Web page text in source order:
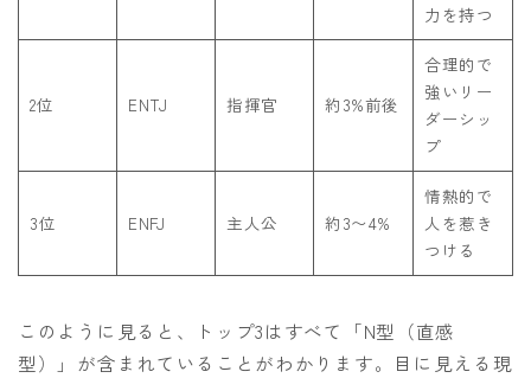
力を持つ
2位 ENTJ 指揮官 約3%前後
合理的で
強いリー
ダーシッ
プ
3位 ENFJ 主人公 約3〜4%
情熱的で
人を惹き
つける
このように見ると、トップ3はすべて「N型（直感
型）」が含まれていることがわかります。目に見える現